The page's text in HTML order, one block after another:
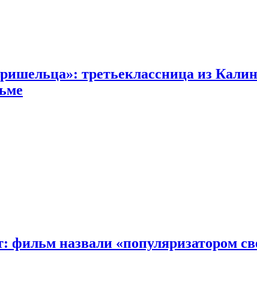
третьеклассница из
фильм назвали «популяризатором